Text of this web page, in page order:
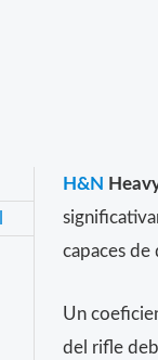
H&N
capaces de
Un
del rifle